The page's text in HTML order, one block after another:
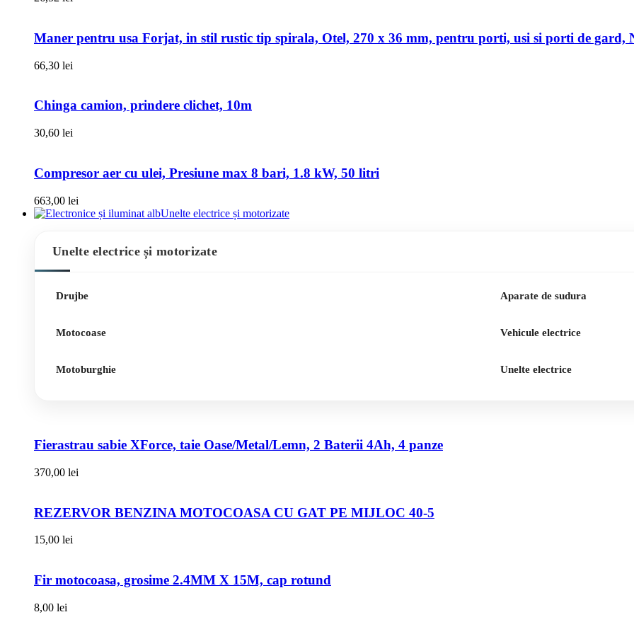
Maner pentru usa Forjat, in stil rustic tip spirala, Otel, 270 x 36 mm, pentru porti, usi si porti de gard,
66,30 lei
Chinga camion, prindere clichet, 10m
30,60 lei
Compresor aer cu ulei, Presiune max 8 bari, 1.8 kW, 50 litri
663,00 lei
Unelte electrice și motorizate
Unelte electrice și motorizate
Drujbe
Motocoase
Motoburghie
Aparate de sudura
Vehicule electrice
Unelte electrice
Fierastrau sabie XForce, taie Oase/Metal/Lemn, 2 Baterii 4Ah, 4 panze
370,00 lei
REZERVOR BENZINA MOTOCOASA CU GAT PE MIJLOC 40-5
15,00 lei
Fir motocoasa, grosime 2.4MM X 15M, cap rotund
8,00 lei